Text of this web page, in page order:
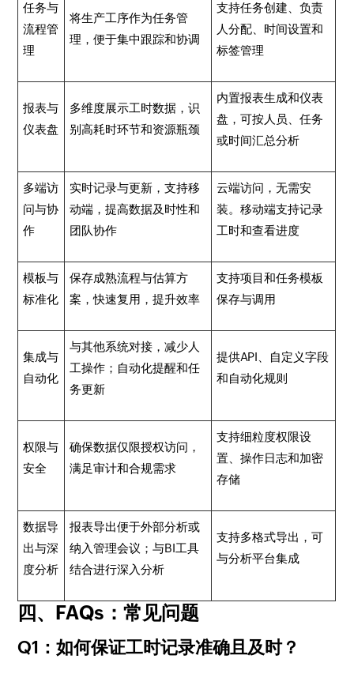
任务与
流程管
理
将生产工序作为任务管
理，便于集中跟踪和协调
支持任务创建、负责
人分配、时间设置和
标签管理
报表与
仪表盘
多维度展示工时数据，识
别高耗时环节和资源瓶颈
内置报表生成和仪表
盘，可按人员、任务
或时间汇总分析
多端访
问与协
作
实时记录与更新，支持移
动端，提高数据及时性和
团队协作
云端访问，无需安
装。移动端支持记录
工时和查看进度
模板与
标准化
保存成熟流程与估算方
案，快速复用，提升效率
支持项目和任务模板
保存与调用
集成与
自动化
与其他系统对接，减少人
工操作；自动化提醒和任
务更新
提供API、自定义字段
和自动化规则
权限与
安全
确保数据仅限授权访问，
满足审计和合规需求
支持细粒度权限设
置、操作日志和加密
存储
数据导
出与深
度分析
报表导出便于外部分析或
纳入管理会议；与BI工具
结合进行深入分析
支持多格式导出，可
与分析平台集成
四、FAQs：常见问题
Q1：如何保证工时记录准确且及时？